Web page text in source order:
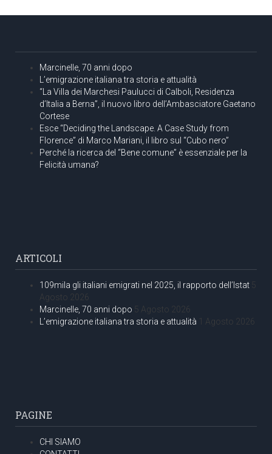
Marcinelle, 70 anni dopo
L’emigrazione italiana tra storia e attualità
“La Villa dei Marchesi Paulucci di Calboli, Residenza
d’Italia a Berna”, il nuovo libro dell’Ambasciatore Gaetano
Cortese
Esce “Deciding the Landscape. A Case Study from
Florence” di Marco Mariani, il libro sul “Cubo nero”
Perché la ricerca del “Bene comune” è essenziale per la
Felicità umana?
ARTICOLI
109mila gli italiani emigrati nel 2025, il rapporto dell’Istat 5
Agosto 2026
Marcinelle, 70 anni dopo 5 Agosto 2026
L’emigrazione italiana tra storia e attualità 1 Agosto 2026
PAGINE
CHI SIAMO